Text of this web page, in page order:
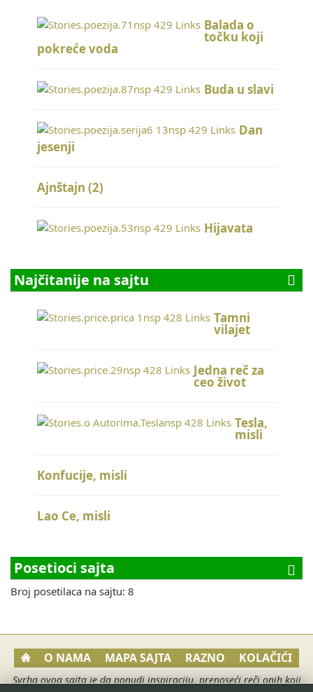
Balada o
točku koji
pokreće voda
Buda u slavi
Dan
jesenji
Ajnštajn (2)
Hijavata
Najčitanije na sajtu
Tamni
vilajet
Jedna reč za
ceo život
Tesla,
misli
Konfucije, misli
Lao Ce, misli
Posetioci sajta
Broj posetilaca na sajtu: 8
O NAMA MAPA SAJTA RAZNO KOLAČIĆI
Svrha ovog sajta je da ponudi inspiraciju, prenoseći reči onih koji